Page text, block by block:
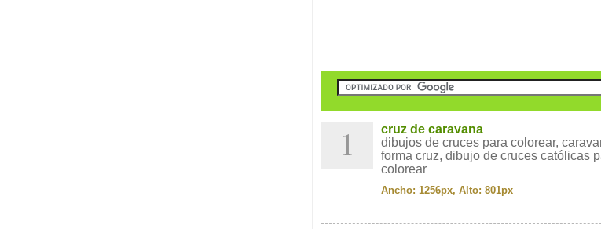
1
cruz de caravana
dibujos de cruces para colorear,
forma cruz, dibujo de cruces católicas
colorear
Ancho: 1256px, Alto: 801px